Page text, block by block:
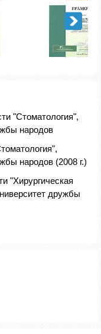
"Стоматология",
народов
народов (2008 г.)
"Хирургическая
дружбы